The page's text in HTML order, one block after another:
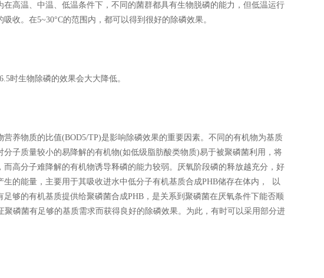
高温、中温、低温条件下，不同的菌群都具有生物脱磷的能力，但低温运行
收。在5~30°C的范围内，都可以得到很好的除磷效果。
时生物除磷的效果会大大降低。
养物质的比值(BOD5/TP)是影响除磷效果的重要因素。不同的有机物为基质
子质量较小的易降解的有机物(如低级脂肪酸类物质)易于被聚磷菌利用，将
高分子难降解的有机物诱导释磷的能力较弱。厌氧阶段磷的释放越充分，好
的能量，主要用于其吸收进水中低分子有机基质合成PHB储存在体内， 以
够的有机基质提供给聚磷菌合成PHB，是关系到聚磷菌在厌氧条件下能否顺
磷菌有足够的基质需求而获得良好的除磷效果。为此，有时可以采用部分进